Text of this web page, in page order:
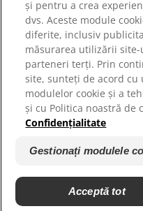
© 2025 Hill's Pet
Toate drepturile
Așa cum este
statutul de
S.U.A.; statutul
poate fi diferit.
termenilor noștri.
Termeni și condiții
Politica juridică și de
și pentru a crea
dvs. Aceste module
diferite, inclusiv
măsurarea utilizării
parteneri terți. Prin
site, sunteți de acord cu
modulelor cookie și a
și cu Politica noastră de
Confidențialitate
Gestionați modulele
Acceptă tot